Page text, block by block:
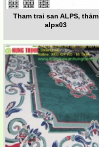
Tham trai san ALPS, thảm
alps03